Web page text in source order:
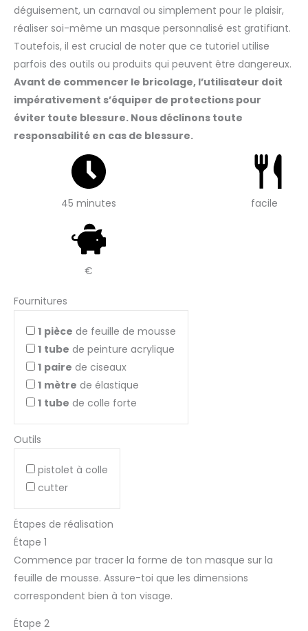
déguisement, un carnaval ou simplement pour le plaisir,
réaliser soi-même un masque personnalisé est gratifiant.
Toutefois, il est crucial de noter que ce tutoriel utilise
parfois des outils ou produits qui peuvent être dangereux.
Avant de commencer le bricolage, l’utilisateur doit
impérativement s’équiper de protections pour
éviter toute blessure. Nous déclinons toute
responsabilité en cas de blessure.
45 minutes facile
€
Fournitures
1 pièce de feuille de mousse
1 tube de peinture acrylique
1 paire de ciseaux
1 mètre de élastique
1 tube de colle forte
Outils
pistolet à colle
cutter
Étapes de réalisation
Étape 1
Commence par tracer la forme de ton masque sur la
feuille de mousse. Assure-toi que les dimensions
correspondent bien à ton visage.
Étape 2